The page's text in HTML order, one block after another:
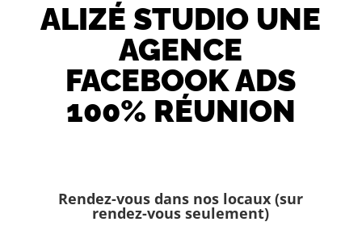
ALIZÉ STUDIO UNE
AGENCE
FACEBOOK ADS
100% RÉUNION
Rendez-vous dans nos locaux (sur
rendez-vous seulement)